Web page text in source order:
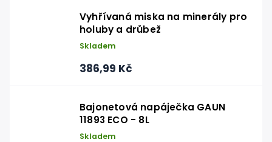
Vyhřívaná miska na minerály pro
holuby a drůbež
Skladem
386,99 Kč
Bajonetová napáječka GAUN
11893 ECO - 8L
Skladem